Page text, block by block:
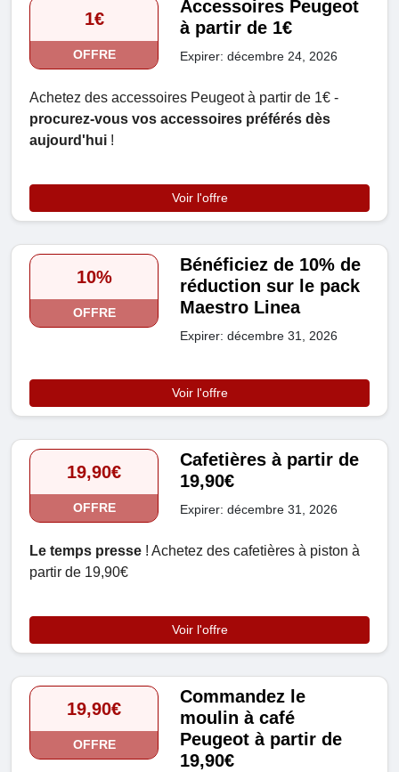
1€
OFFRE
Accessoires Peugeot
à partir de 1€
Expirer: décembre 24, 2026
Achetez des accessoires Peugeot à partir de 1€ -
procurez-vous vos accessoires préférés dès
aujourd'hui !
Voir l'offre
10%
OFFRE
Bénéficiez de 10% de
réduction sur le pack
Maestro Linea
Expirer: décembre 31, 2026
Voir l'offre
19,90€
OFFRE
Cafetières à partir de
19,90€
Expirer: décembre 31, 2026
Le temps presse ! Achetez des cafetières à piston à
partir de 19,90€
Voir l'offre
19,90€
OFFRE
Commandez le
moulin à café
Peugeot à partir de
19,90€